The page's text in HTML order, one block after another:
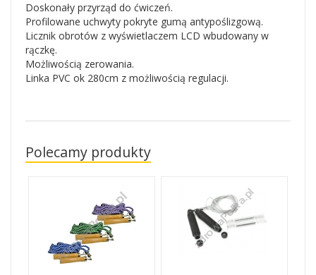
Doskonały przyrząd do ćwiczeń.
Profilowane uchwyty pokryte gumą antypoślizgową.
Licznik obrotów z wyświetlaczem LCD wbudowany w
rączkę.
Możliwością zerowania.
Linka PVC ok 280cm z możliwością regulacji.
Polecamy produkty